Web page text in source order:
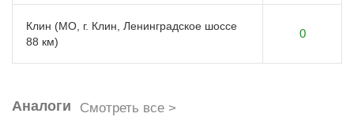
Клин (МО, г. Клин, Ленинградское шоссе
88 км)
0
Аналоги Смотреть все >